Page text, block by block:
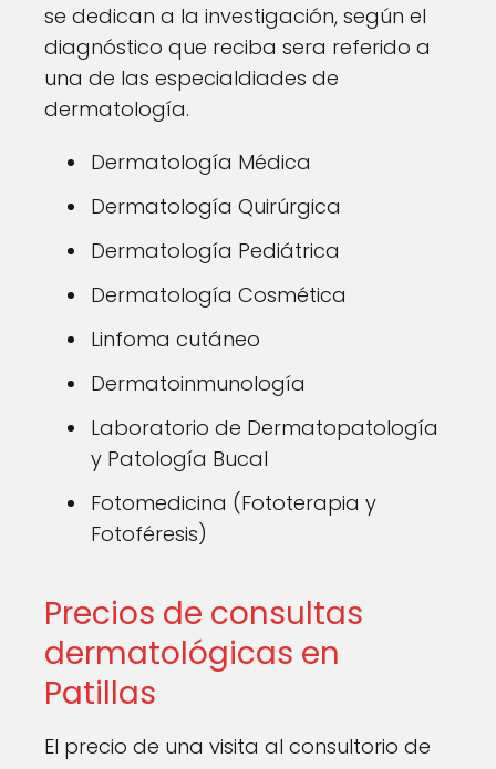
se dedican a la investigación, según el
diagnóstico que reciba sera referido a
una de las especialdiades de
dermatología.
Dermatología Médica
Dermatología Quirúrgica
Dermatología Pediátrica
Dermatología Cosmética
Linfoma cutáneo
Dermatoinmunología
Laboratorio de Dermatopatología
y Patología Bucal
Fotomedicina (Fototerapia y
Fotoféresis)
Precios de consultas
dermatológicas en
Patillas
El precio de una visita al consultorio de